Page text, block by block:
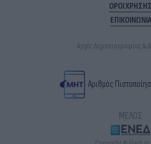
ΟΡΟΙ ΧΡΗΣΗΣ
ΕΠΙΚΟΙΝΩΝΙΑ
Αρχές Δημοσιογραφίας &
Αριθμός
ΜΕΛΟΣ